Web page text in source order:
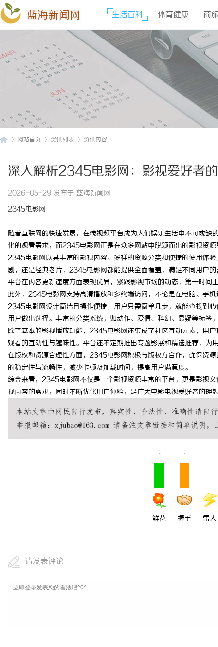
蓝海新闻网 生活百科 体育健康 商
网站首页 资讯列表 资讯内容
深入解析2345电影网：影视爱好者
2026-05-29 发布于 蓝海新闻网
2345电影网
随着互联网的快速发展，在线视频平台成为人们娱乐生活中不可或
化的观看需求，而2345电影网正是在众多网站中脱颖而出的影视资源
2345电影网以其丰富的影视内容、多样的资源分类和便捷的使用体
剧，还是经典老片，2345电影网都能提供全面覆盖，满足不同用户的
平台在内容更新速度方面表现优异，紧跟影视市场的动态，第一时
此外，2345电影网支持高清播放和多终端访问，不论是在电脑、手
2345电影网设计简洁且操作便捷，用户只需简单几步，就能查找到
用户做出选择。丰富的分类系统，如动作、爱情、科幻、悬疑等标签
除了基本的影视播放功能，2345电影网还集成了社区互动元素，用
观看的互动性与趣味性。平台还不定期推出专题影展和精选推荐，为
在版权和资源合理性方面，2345电影网积极与版权方合作，确保资
的稳定性与流畅性，减少卡顿及加载时间，提高用户满意度。
综合来看，2345电影网不仅是一个影视资源丰富的平台，更是影视
视内容的需求，同时不断优化用户体验，是广大电影电视爱好者的理
1
鲜花
1
握手 雷人
请发表评论